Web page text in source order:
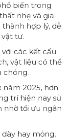
biến trong
nhẹ và gia
hợp lý, dễ
tư.
các kết cấu
vật liệu có thể
chóng.
2025, hơn
trí hiện nay sử
nhờ tối ưu ngân
hay mỏng,